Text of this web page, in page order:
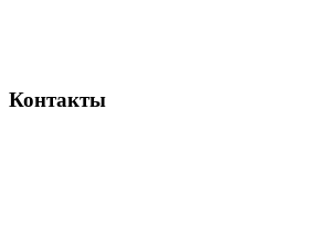
Контакты